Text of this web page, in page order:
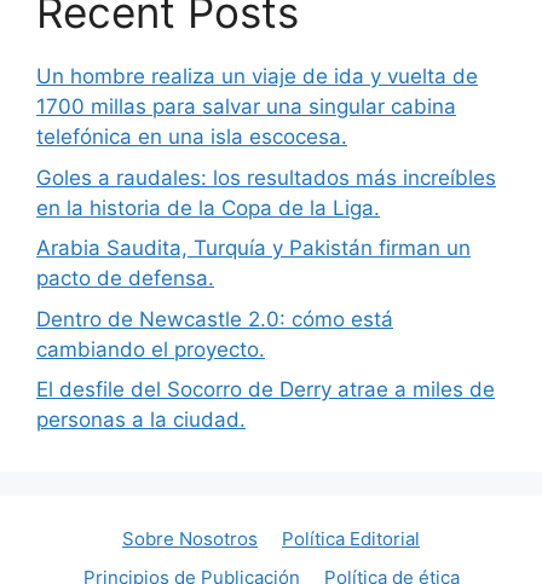
Recent Posts
Un hombre realiza un viaje de ida y vuelta de
1700 millas para salvar una singular cabina
telefónica en una isla escocesa.
Goles a raudales: los resultados más increíbles
en la historia de la Copa de la Liga.
Arabia Saudita, Turquía y Pakistán firman un
pacto de defensa.
Dentro de Newcastle 2.0: cómo está
cambiando el proyecto.
El desfile del Socorro de Derry atrae a miles de
personas a la ciudad.
Sobre Nosotros
Política Editorial
Principios de Publicación
Política de ética